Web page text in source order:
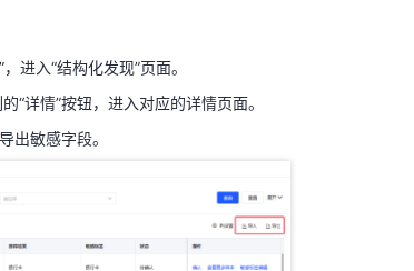
进入“结构化发现”页面。
“详情”按钮，进入对应的详情页面。
出敏感字段。